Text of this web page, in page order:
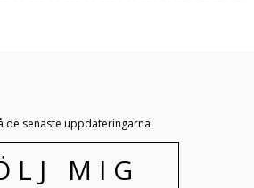
de senaste uppdateringarna
MIG